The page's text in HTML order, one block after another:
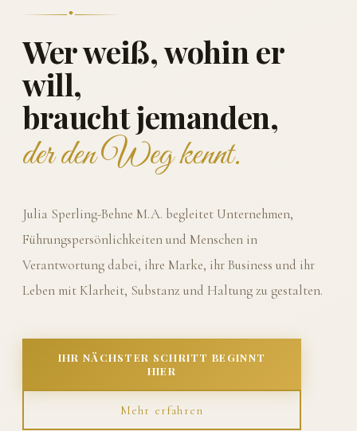
Wer weiß, wohin er
will,
braucht jemanden,
der den Weg kennt.
Julia Sperling-Behne M.A. begleitet Unternehmen,
Führungspersönlichkeiten und Menschen in
Verantwortung dabei, ihre Marke, ihr Business und ihr
Leben mit Klarheit, Substanz und Haltung zu gestalten.
IHR NÄCHSTER SCHRITT BEGINNT
HIER
Mehr erfahren